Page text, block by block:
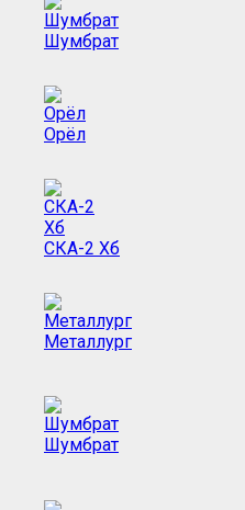
Шумбрат
Орёл
СКА-2 Хб
Металлург
Шумбрат